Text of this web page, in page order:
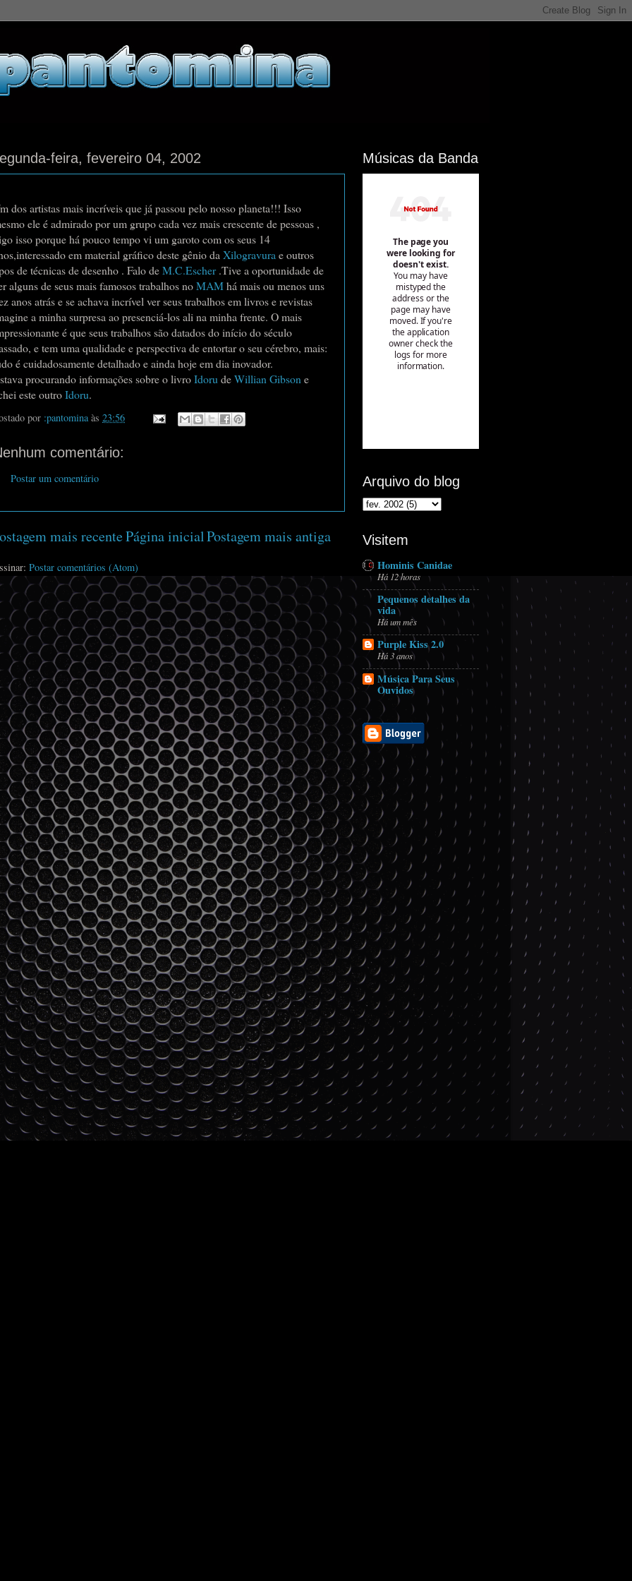
feira, fevereiro 04, 2002
dos artistas mais incríveis que já passou pelo nosso planeta!!! Isso
ele é admirado por um grupo cada vez mais crescente de pessoas ,
isso porque há pouco tempo vi um garoto com os seus 14
em material gráfico deste gênio da Xilogravura e outros
de técnicas de desenho . Falo deM.C.Escher.Tive a oportunidade de
alguns de seus mais famosos trabalhos noMAMhá mais ou menos uns
anos atrás e se achava incrível ver seus trabalhos em livros e revistas
a minha surpresa ao presenciá-los ali na minha frente. O mais
é que seus trabalhos são datados do início do século
e tem uma qualidade e perspectiva de entortar o seu cérebro, mais:
é cuidadosamente detalhado e ainda hoje em dia inovador.
procurando informações sobre o livroIdoru deWillian Gibson e
este outroIdoru.
por :pantomina às 23:56
comentário:
Postar um comentário
mais recente Postagem mais antiga
Página inicial
Postar comentários (Atom)
Músicas da Banda
Arquivo do blog
Visitem
Hominis Canidae
Há 12 horas
Pequenos detalhes da
vida
Há um mês
Purple Kiss 2.0
Há 3 anos
Música Para Seus
Ouvidos